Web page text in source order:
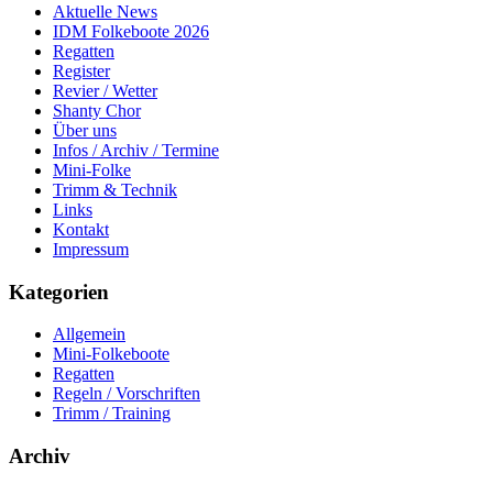
Aktuelle News
IDM Folkeboote 2026
Regatten
Register
Revier / Wetter
Shanty Chor
Über uns
Infos / Archiv / Termine
Mini-Folke
Trimm & Technik
Links
Kontakt
Impressum
Kategorien
Allgemein
Mini-Folkeboote
Regatten
Regeln / Vorschriften
Trimm / Training
Archiv